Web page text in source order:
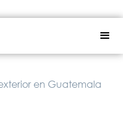
en Guatemala